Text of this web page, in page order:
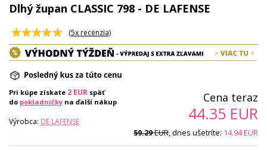
Dlhý župan CLASSIC 798 - DE LAFENSE
(5x recenzia)
Pri kúpe získate 2 EUR späť
do pokladničky na ďalší nákup
Výrobca: DE LAFENSE
Cena teraz
44.35 EUR
59.29EUR, dnes ušetríte: 14.94EUR